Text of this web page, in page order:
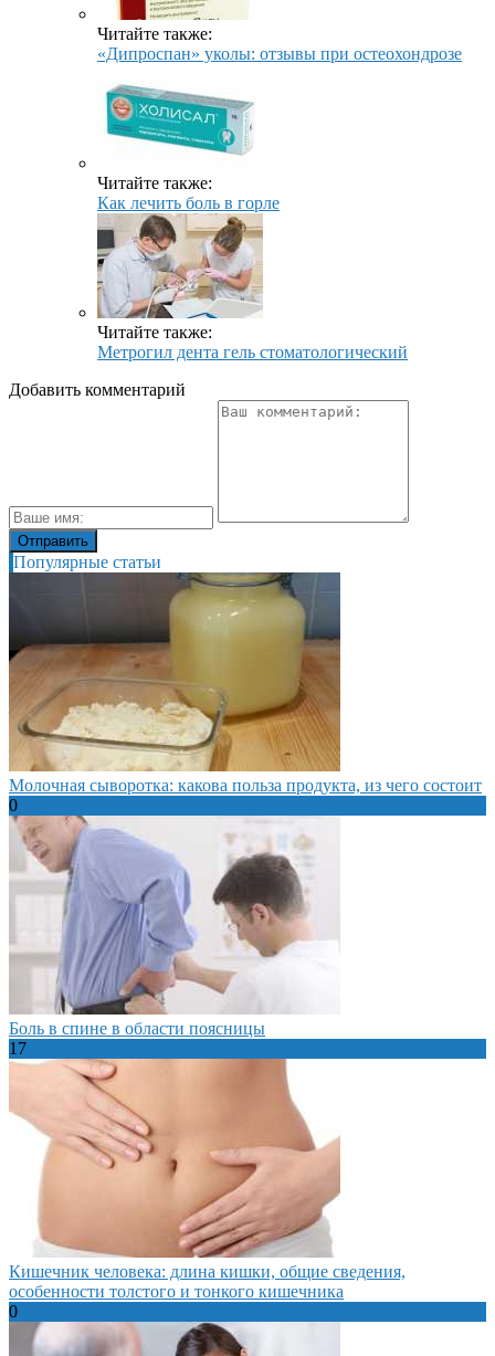
Читайте также:
«Дипроспан» уколы: отзывы при остеохондрозе
Читайте также:
Как лечить боль в горле
Читайте также:
Метрогил дента гель стоматологический
Добавить комментарий
Популярные статьи
Молочная сыворотка: какова польза продукта, из чего состоит
0
Боль в спине в области поясницы
17
Кишечник человека: длина кишки, общие сведения,
особенности толстого и тонкого кишечника
0